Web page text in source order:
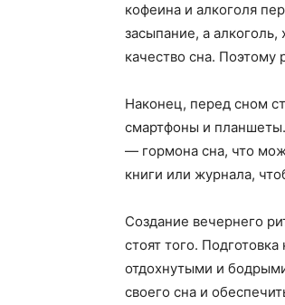
кофеина и алкоголя
засыпание, а
качество сна. Поэтому
Наконец, перед сном
смартфоны и
— гормона сна, что
книги или журнала,
Создание вечернего
стоят того.
отдохнутыми и
своего сна и